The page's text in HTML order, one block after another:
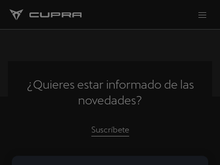
¿Quieres estar informado de las
novedades?
Suscríbete